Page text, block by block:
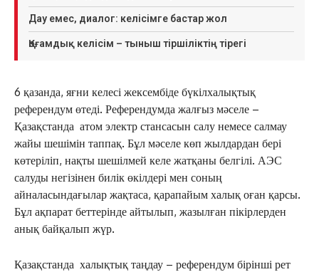
Дау емес, диалог: келісімге бастар жол
Қоғамдық келісім – тыныш тіршіліктің тірегі
6 қазанда, яғни келесі жексембіде бүкілхалықтық
референдум өтеді. Референдумда жалғыз мәселе –
Қазақстанда атом электр стансасын салу немесе салмау
жайы шешімін таппақ. Бұл мәселе көп жылдардан бері
көтеріліп, нақты шешілмей келе жатқаны белгілі. АЭС
салуды негізінен билік өкілдері мен соның
айналасындағылар жақтаса, қарапайым халық оған қарсы.
Бұл ақпарат беттерінде айтылып, жазылған пікірлерден
анық байқалып жүр.
Қазақстанда халықтық таңдау – референдум бірінші рет